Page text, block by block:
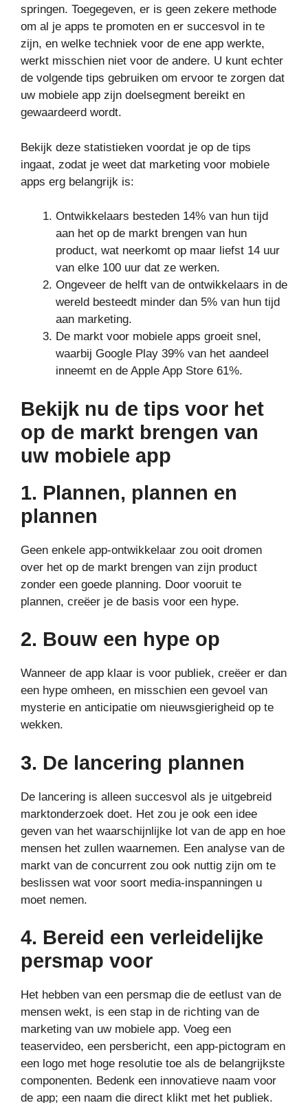
springen. Toegegeven, er is geen zekere methode
om al je apps te promoten en er succesvol in te
zijn, en welke techniek voor de ene app werkte,
werkt misschien niet voor de andere. U kunt echter
de volgende tips gebruiken om ervoor te zorgen dat
uw mobiele app zijn doelsegment bereikt en
gewaardeerd wordt.
Bekijk deze statistieken voordat je op de tips
ingaat, zodat je weet dat marketing voor mobiele
apps erg belangrijk is:
Ontwikkelaars besteden 14% van hun tijd
aan het op de markt brengen van hun
product, wat neerkomt op maar liefst 14 uur
van elke 100 uur dat ze werken.
Ongeveer de helft van de ontwikkelaars in de
wereld besteedt minder dan 5% van hun tijd
aan marketing.
De markt voor mobiele apps groeit snel,
waarbij Google Play 39% van het aandeel
inneemt en de Apple App Store 61%.
Bekijk nu de tips voor het
op de markt brengen van
uw mobiele app
1. Plannen, plannen en
plannen
Geen enkele app-ontwikkelaar zou ooit dromen
over het op de markt brengen van zijn product
zonder een goede planning. Door vooruit te
plannen, creëer je de basis voor een hype.
2. Bouw een hype op
Wanneer de app klaar is voor publiek, creëer er dan
een hype omheen, en misschien een gevoel van
mysterie en anticipatie om nieuwsgierigheid op te
wekken.
3. De lancering plannen
De lancering is alleen succesvol als je uitgebreid
marktonderzoek doet. Het zou je ook een idee
geven van het waarschijnlijke lot van de app en hoe
mensen het zullen waarnemen. Een analyse van de
markt van de concurrent zou ook nuttig zijn om te
beslissen wat voor soort media-inspanningen u
moet nemen.
4. Bereid een verleidelijke
persmap voor
Het hebben van een persmap die de eetlust van de
mensen wekt, is een stap in de richting van de
marketing van uw mobiele app. Voeg een
teaservideo, een persbericht, een app-pictogram en
een logo met hoge resolutie toe als de belangrijkste
componenten. Bedenk een innovatieve naam voor
de app; een naam die direct klikt met het publiek.